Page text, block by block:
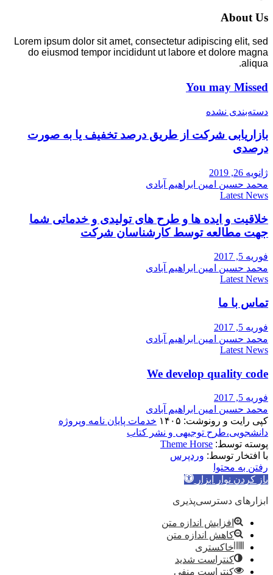
About Us
Lorem ipsum dolor sit amet, consectetur adipiscing elit, sed
do eiusmod tempor incididunt ut labore et dolore magna
aliqua.
You may Missed
دسته‌بندی نشده
بازاریابی شرکت از طریق درصد تخفیف یا به صورت
درصدی
ژانویه 26, 2019
محمد حسین امین ابراهیم آبادی
Latest News
خلاقیت و ایده ها و طرح های تولیدی و خدماتی شما
جهت مطالعه توسط کارشناسان شرکت
فوریه 5, 2017
محمد حسین امین ابراهیم آبادی
Latest News
تماس با ما
فوریه 5, 2017
محمد حسین امین ابراهیم آبادی
Latest News
We develop quality code
فوریه 5, 2017
محمد حسین امین ابراهیم آبادی
کپی رایت و رونوشت: ۱۴۰۵
خدمات پایان نامه وپروژه
دانشجویی،طرح توجیهی و نشر کتاب
پوسته توسط: Theme Horse
با افتخار توسط: وردپرس
رفتن به محتوا
باز کردن نوار ابزار
ابزارهای دسترسی‌پذیری
افزایش اندازه متن
کاهش اندازه متن
خاکستری
کنتراست شدید
کنتراست منفی